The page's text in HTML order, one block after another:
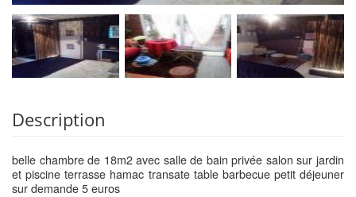
Description
belle chambre de 18m2 avec salle de bain privée salon sur jardin
et piscine terrasse hamac transate table barbecue petit déjeuner
sur demande 5 euros